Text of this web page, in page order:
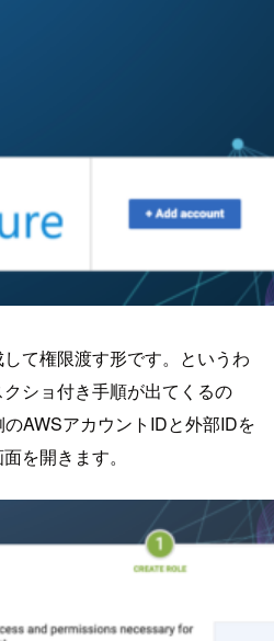
て権限渡す形です。というわ
ショ付き手順が出てくるの
AWSアカウントIDと外部IDを
を開きます。